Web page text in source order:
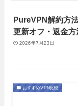
PureVPN解約方
更新オフ・返金方
2026年7月23日
おすすめVPN比較